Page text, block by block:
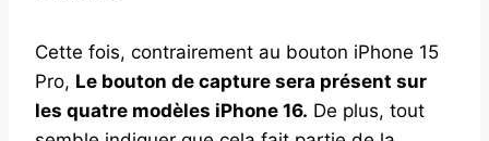
Cette fois, contrairement au bouton iPhone 15
Pro, Le bouton de capture sera présent sur
les quatre modèles ‌iPhone 16‌. De plus, tout